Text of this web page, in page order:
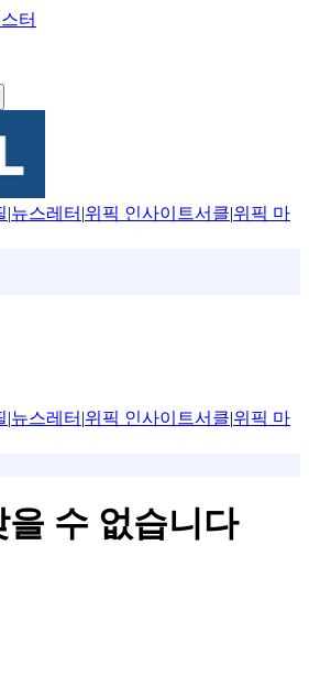
터
|뉴스레터 |위픽 인사이트서클|위픽 마
|뉴스레터 |위픽 인사이트서클|위픽 마
수 없습니다